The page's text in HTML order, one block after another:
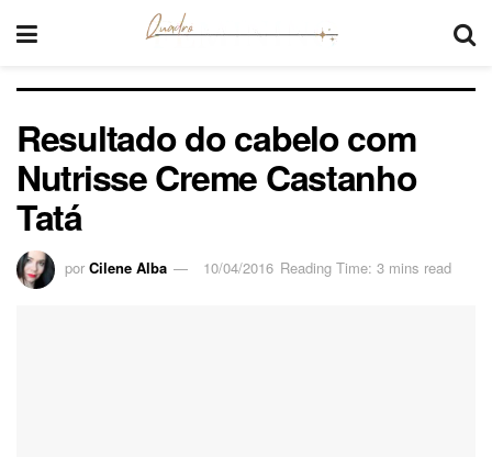
Resultado do cabelo com
Nutrisse Creme Castanho
Tatá
por Cilene Alba 10/04/2016 Reading Time: 3 mins read